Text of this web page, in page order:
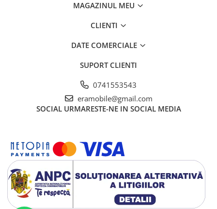
MAGAZINUL MEU
CLIENTI
DATE COMERCIALE
SUPORT CLIENTI
0741553543
eramobile@gmail.com
SOCIAL URMARESTE-NE IN SOCIAL MEDIA